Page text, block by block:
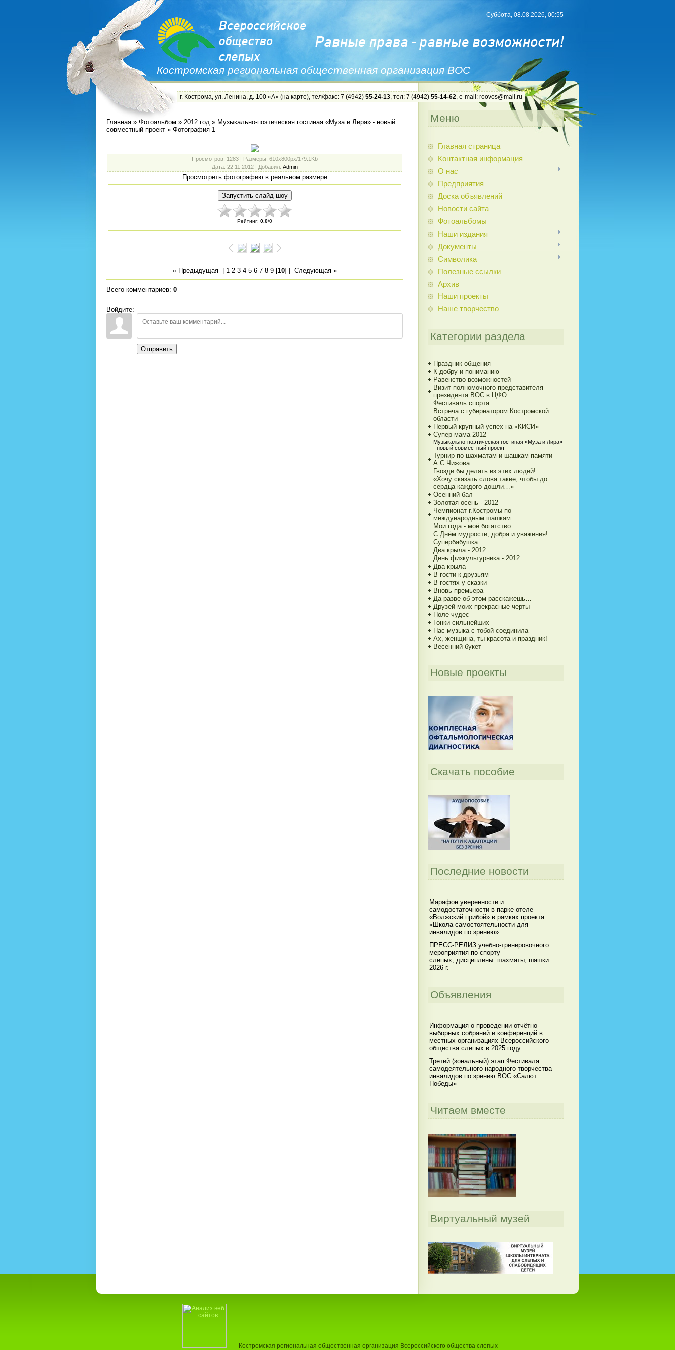
Костромская региональная общественная организация ВОС
Суббота, 08.08.2026, 00:55
г. Кострома, ул. Ленина, д. 100 «А» (на карте), тел/факс: 7 (4942) 55-24-13, тел: 7 (4942) 55-14-62, e-mail: roovos@mail.ru
Главная » Фотоальбом » 2012 год » Музыкально-поэтическая гостиная «Муза и Лира» - новый
совместный проект » Фотография 1
Просмотров: 1283 | Размеры: 610x800px/179.1Kb
Дата: 22.11.2012 | Добавил: Admin
Просмотреть фотографию в реальном размере
Рейтинг: 0.0/0
« Предыдущая| 1 2 3 4 5 6 7 8 9[10] | Следующая »
Всего комментариев: 0
Войдите:
Отправить
Меню
Главная страница
Контактная информация
О нас
Предприятия
Доска объявлений
Новости сайта
Фотоальбомы
Наши издания
Документы
Символика
Полезные ссылки
Архив
Наши проекты
Наше творчество
Категории раздела
Праздник общения
К добру и пониманию
Равенство возможностей
Визит полномочного представителя
президента ВОС в ЦФО
Фестиваль спорта
Встреча с губернатором Костромской
области
Первый крупный успех на «КИСИ»
Супер-мама 2012
Музыкально-поэтическая гостиная «Муза и Лира»
- новый совместный проект
Турнир по шахматам и шашкам памяти
А.С.Чижова
Гвозди бы делать из этих людей!
«Хочу сказать слова такие, чтобы до
сердца каждого дошли…»
Осенний бал
Золотая осень - 2012
Чемпионат г.Костромы по
международным шашкам
Мои года - моё богатство
С Днём мудрости, добра и уважения!
Супербабушка
Два крыла - 2012
День физкультурника - 2012
Два крыла
В гости к друзьям
В гостях у сказки
Вновь премьера
Да разве об этом расскажешь…
Друзей моих прекрасные черты
Поле чудес
Гонки сильнейших
Нас музыка с тобой соединила
Ах, женщина, ты красота и праздник!
Весенний букет
Новые проекты
Скачать пособие
Последние новости
Марафон уверенности и
самодостаточности в парке-отеле
«Волжский прибой» в рамках проекта
«Школа самостоятельности для
инвалидов по зрению»
ПРЕСС-РЕЛИЗ учебно-тренировочного
мероприятия по спорту
слепых, дисциплины: шахматы, шашки
2026 г.
Объявления
Информация о проведении отчётно-
выборных собраний и конференций в
местных организациях Всероссийского
общества слепых в 2025 году
Третий (зональный) этап Фестиваля
самодеятельного народного творчества
инвалидов по зрению ВОС «Салют
Победы»
Читаем вместе
Виртуальный музей
Костромская региональная общественная организация Всероссийского общества слепых